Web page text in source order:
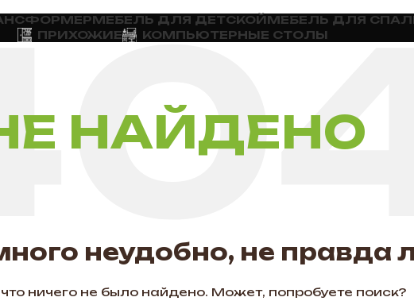
МЕБЕЛЬ ДЛЯ ДЕТСКОЙМЕБЕЛЬ ДЛЯ
ПРИХОЖИЕ
КОМПЬЮТЕРНЫЕ СТОЛЫ
НАЙДЕНО
неудобно, не правда
ничего не было найдено. Может, попробуете поиск?